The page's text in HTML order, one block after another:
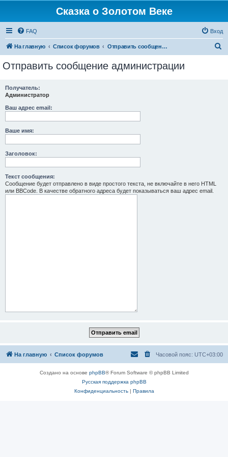
Сказка о Золотом Веке
FAQ Вход
На главную Список форумов Отправить сообщение администрации
Отправить сообщение администрации
Получатель:
Администратор
Ваш адрес email:
Ваше имя:
Заголовок:
Текст сообщения:
Сообщение будет отправлено в виде простого текста, не включайте в него HTML
или BBCode. В качестве обратного адреса будет показываться ваш адрес email.
На главную Список форумов Часовой пояс: UTC+03:00
Создано на основе phpBB® Forum Software © phpBB Limited
Русская поддержка phpBB
Конфиденциальность| Правила